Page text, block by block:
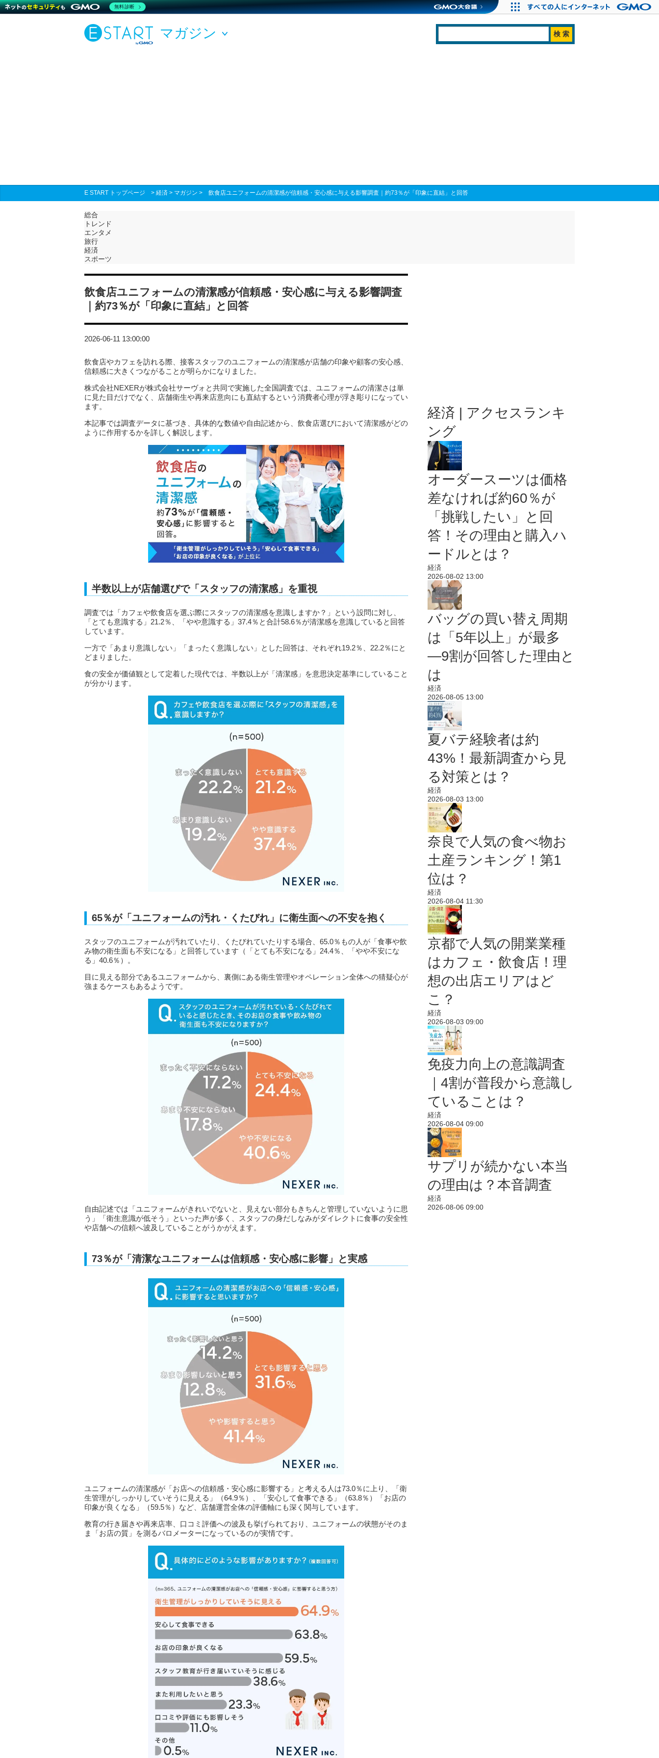
マガジン
E START トップページ > 経済 > マガジン > 飲食店ユニフォームの清潔感が信頼感・安心感に与える影響調査｜約73％が「印象に直結」と回答
総合
トレンド
エンタメ
旅行
経済
スポーツ
飲食店ユニフォームの清潔感が信頼感・安心感に与える影響調査
｜約73％が「印象に直結」と回答
2026-06-11 13:00:00
飲食店やカフェを訪れる際、接客スタッフのユニフォームの清潔感が店舗の印象や顧客の安心感、
信頼感に大きくつながることが明らかになりました。
株式会社NEXERが株式会社サーヴォと共同で実施した全国調査では、ユニフォームの清潔さは単
に見た目だけでなく、店舗衛生や再来店意向にも直結するという消費者心理が浮き彫りになってい
ます。
本記事では調査データに基づき、具体的な数値や自由記述から、飲食店選びにおいて清潔感がどの
ように作用するかを詳しく解説します。
半数以上が店舗選びで「スタッフの清潔感」を重視
調査では「カフェや飲食店を選ぶ際にスタッフの清潔感を意識しますか？」という設問に対し、
「とても意識する」21.2％、「やや意識する」37.4％と合計58.6％が清潔感を意識していると回答
しています。
一方で「あまり意識しない」「まったく意識しない」とした回答は、それぞれ19.2％、22.2％にと
どまりました。
食の安全が価値観として定着した現代では、半数以上が「清潔感」を意思決定基準にしていること
が分かります。
65％が「ユニフォームの汚れ・くたびれ」に衛生面への不安を抱く
スタッフのユニフォームが汚れていたり、くたびれていたりする場合、65.0％もの人が「食事や飲
み物の衛生面も不安になる」と回答しています（「とても不安になる」24.4％、「やや不安にな
る」40.6％）。
目に見える部分であるユニフォームから、裏側にある衛生管理やオペレーション全体への猜疑心が
強まるケースもあるようです。
自由記述では「ユニフォームがきれいでないと、見えない部分もきちんと管理していないように思
う」「衛生意識が低そう」といった声が多く、スタッフの身だしなみがダイレクトに食事の安全性
や店舗への信頼へ波及していることがうかがえます。
73％が「清潔なユニフォームは信頼感・安心感に影響」と実感
ユニフォームの清潔感が「お店への信頼感・安心感に影響する」と考える人は73.0％に上り、「衛
生管理がしっかりしていそうに見える」（64.9％）、「安心して食事できる」（63.8％）「お店の
印象が良くなる」（59.5％）など、店舗運営全体の評価軸にも深く関与しています。
教育の行き届きや再来店率、口コミ評価への波及も挙げられており、ユニフォームの状態がそのま
ま「お店の質」を測るバロメーターになっているのが実情です。
経済 | アクセスランキ
ング
オーダースーツは価格
差なければ約60％が
「挑戦したい」と回
答！その理由と購入ハ
ードルとは？
経済
2026-08-02 13:00
バッグの買い替え周期
は「5年以上」が最多
―9割が回答した理由と
は
経済
2026-08-05 13:00
夏バテ経験者は約
43%！最新調査から見
る対策とは？
経済
2026-08-03 13:00
奈良で人気の食べ物お
土産ランキング！第1
位は？
経済
2026-08-04 11:30
京都で人気の開業業種
はカフェ・飲食店！理
想の出店エリアはど
こ？
経済
2026-08-03 09:00
免疫力向上の意識調査
｜4割が普段から意識し
ていることは？
経済
2026-08-04 09:00
サプリが続かない本当
の理由は？本音調査
経済
2026-08-06 09:00
無料診断